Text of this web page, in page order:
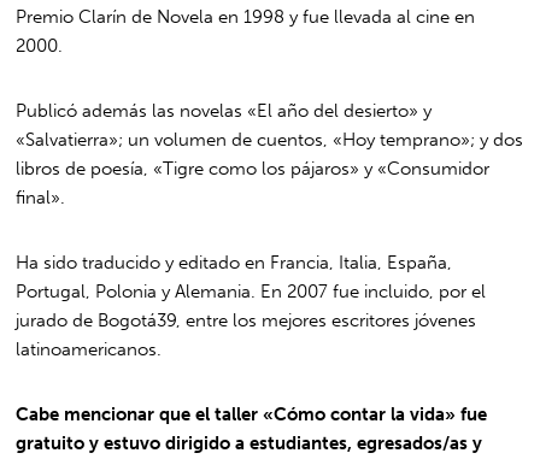
Premio Clarín de Novela en 1998 y fue llevada al cine en
2000.
Publicó además las novelas «El año del desierto» y
«Salvatierra»; un volumen de cuentos, «Hoy temprano»; y dos
libros de poesía, «Tigre como los pájaros» y «Consumidor
final».
Ha sido traducido y editado en Francia, Italia, España,
Portugal, Polonia y Alemania. En 2007 fue incluido, por el
jurado de Bogotá39, entre los mejores escritores jóvenes
latinoamericanos.
Cabe mencionar que el taller «Cómo contar la vida» fue
gratuito y estuvo dirigido a estudiantes, egresados/as y